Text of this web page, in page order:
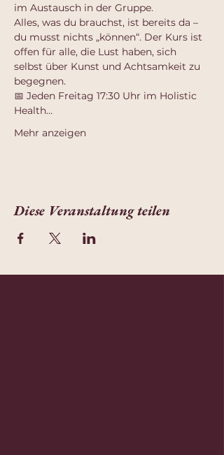
im Austausch in der Gruppe.
Alles, was du brauchst, ist bereits da –
du musst nichts „können“. Der Kurs ist
offen für alle, die Lust haben, sich
selbst über Kunst und Achtsamkeit zu
begegnen.
📅 Jeden Freitag 17:30 Uhr im Holistic
Health…
Mehr anzeigen
Diese Veranstaltung teilen